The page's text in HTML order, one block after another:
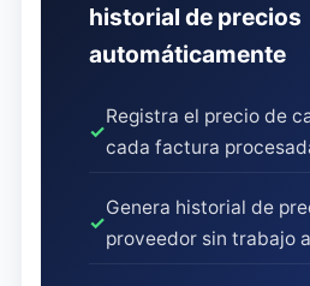
historial de precios
automáticamente
✓
Registra el precio de
cada factura
✓
Genera historial de
proveedor sin trabajo